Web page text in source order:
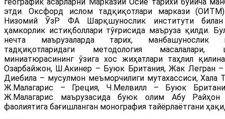
географик асарларни Марказий Осиё тарихи бўйича
этди. Оксфорд ислом тадқиқотлари маркази
Низомий ЎзР ФА Шарқшунослик институти
ҳамкорлик истиқболлари тўғрисида маъруза қилди.
нечта маърузаларда тарих, манбашунослик
тадқиқотларидаги методология
миниатюрасининг ўзига хос жиҳатлари таҳлил
Озарбайжон, Ш.Акинер – Буюк Британия, Жак Легран
Диебила – мусулмон меъморчилиги мутахассиси, Хала
Ж.Малагарис – Греция, Ч.Мелвилл – Буюк
Ж.Малагарис маърузасида буюк олим Абу
фаолиятига бағишланган монография тайёрлаётгани